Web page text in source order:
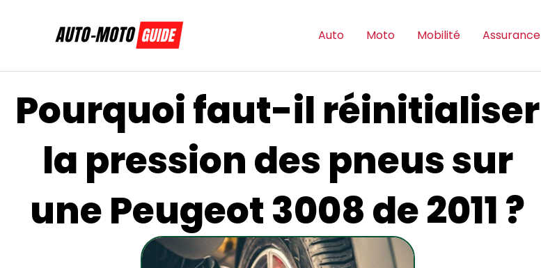
Auto Moto Mobilité Assurance
Pourquoi faut-il réinitialiser
la pression des pneus sur
une Peugeot 3008 de 2011 ?